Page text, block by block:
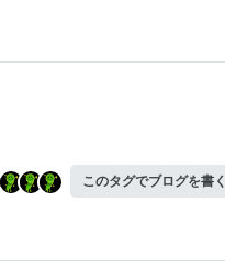
このタグでブログを書く